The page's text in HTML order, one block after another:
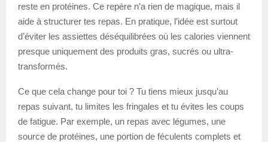
reste en protéines. Ce repère n’a rien de magique, mais il
aide à structurer tes repas. En pratique, l’idée est surtout
d’éviter les assiettes déséquilibrées où les calories viennent
presque uniquement des produits gras, sucrés ou ultra-
transformés.
Ce que cela change pour toi ? Tu tiens mieux jusqu’au
repas suivant, tu limites les fringales et tu évites les coups
de fatigue. Par exemple, un repas avec légumes, une
source de protéines, une portion de féculents complets et